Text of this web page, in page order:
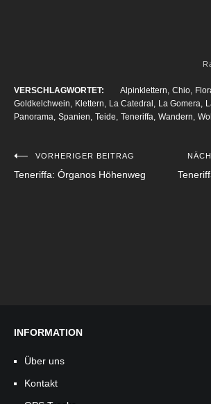
VERSCHLAGWORTET: Alpinklettern Chio
Goldkelchwein
Klettern La Catedral La Gomera
Panorama Spanien Teide Teneriffa Wandern
Beitragsnavigation
VORHERIGER BEITRAG
Teneriffa: Órganos Höhenweg
INFORMATION
Über uns
Kontakt